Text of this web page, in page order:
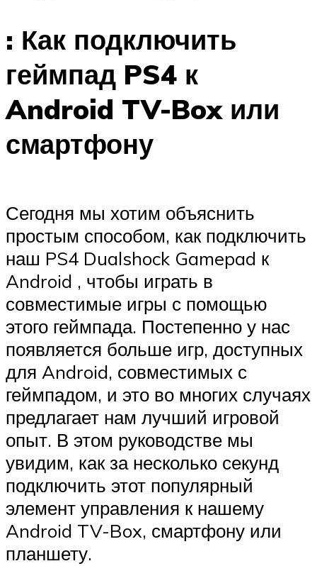
: Как подключить
геймпад PS4 к
Android TV-Box или
смартфону
Сегодня мы хотим объяснить
простым способом, как подключить
наш PS4 Dualshock Gamepad к
Android , чтобы играть в
совместимые игры с помощью
этого геймпада. Постепенно у нас
появляется больше игр, доступных
для Android, совместимых с
геймпадом, и это во многих случаях
предлагает нам лучший игровой
опыт. В этом руководстве мы
увидим, как за несколько секунд
подключить этот популярный
элемент управления к нашему
Android TV-Box, смартфону или
планшету.